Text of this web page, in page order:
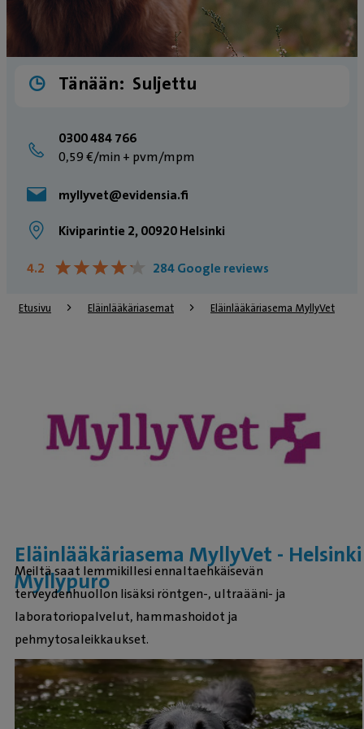
Tänään: Suljettu
0300 484 766
0,59 €/min + pvm/mpm
myllyvet@evidensia.fi
Kiviparintie 2, 00920 Helsinki
4.2 ★★★★★
★★★★★ 284 Google reviews
Etusivu Eläinlääkäriasemat Eläinlääkäriasema MyllyVet
Eläinlääkäriasema MyllyVet - Helsinki
Myllypuro
Meiltä saat lemmikillesi ennaltaehkäisevän
terveydenhuollon lisäksi röntgen-, ultraääni- ja
laboratoriopalvelut, hammashoidot ja
pehmytosaleikkaukset.